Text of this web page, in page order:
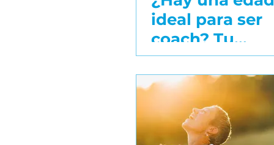
Estilos personales
El Poder del Diálogo
Escuela de coaching
ideal para ser
coach? Tu
etapa de vida
es tu fortaleza